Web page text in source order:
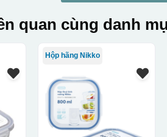
quan cùng danh
Hộp hãng Nikko